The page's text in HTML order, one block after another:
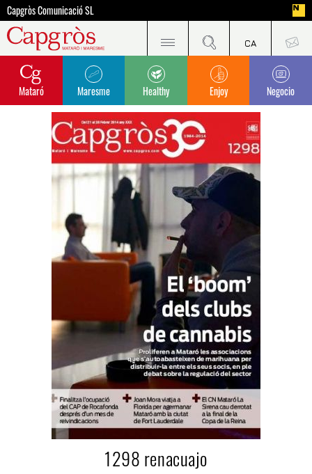
Capgròs Comunicació SL
Mataró Maresme Healthy Enjoy Negocio
1298 renacuajo